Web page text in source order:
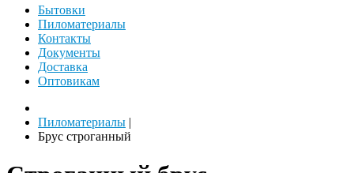
Бытовки
Пиломатериалы
Контакты
Документы
Доставка
Оптовикам
Пиломатериалы |
Брус строганный